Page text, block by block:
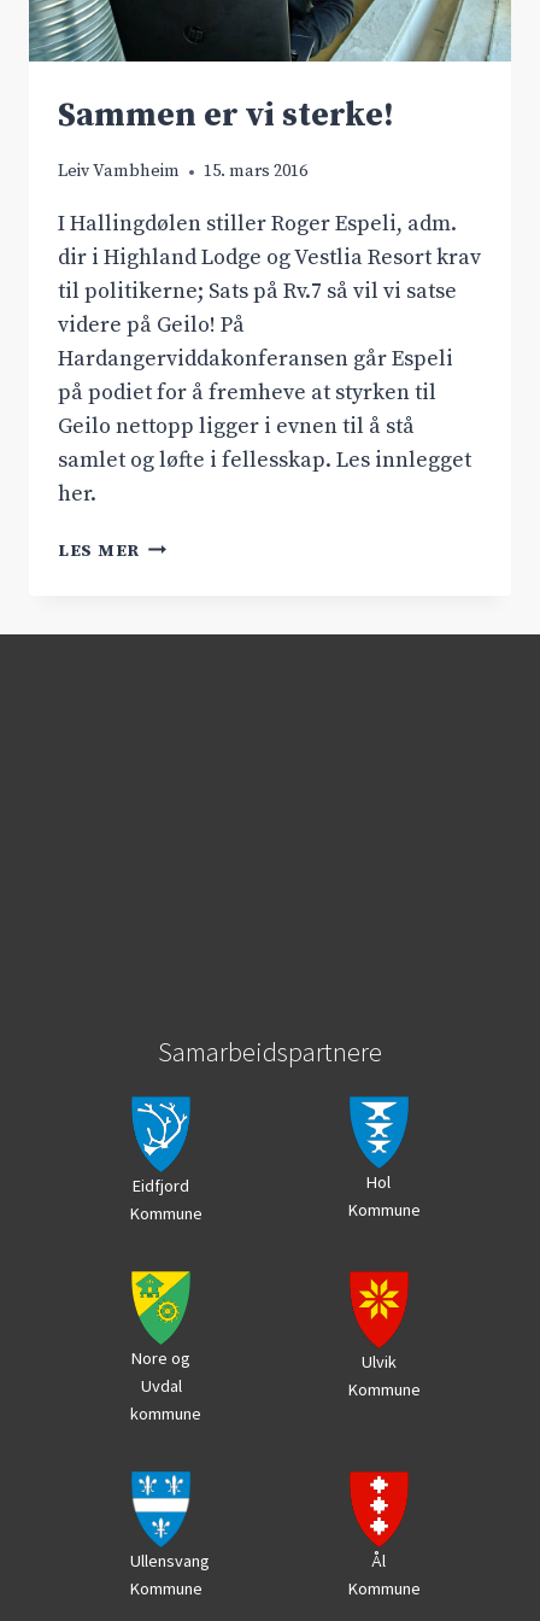
Sammen er vi sterke!
Leiv Vambheim 15. mars 2016
I Hallingdølen stiller Roger Espeli, adm.
dir i Highland Lodge og Vestlia Resort krav
til politikerne; Sats på Rv.7 så vil vi satse
videre på Geilo! På
Hardangerviddakonferansen går Espeli
på podiet for å fremheve at styrken til
Geilo nettopp ligger i evnen til å stå
samlet og løfte i fellesskap. Les innlegget
her.
LES MER SAMMEN
Samarbeidspartnere
Eidfjord
Kommune
Hol
Kommune
Nore og
Uvdal
kommune
Ulvik
Kommune
Ullensvang
Kommune
Ål
Kommune